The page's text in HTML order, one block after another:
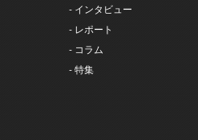
- インタビュー
- レポート
- コラム
- 特集